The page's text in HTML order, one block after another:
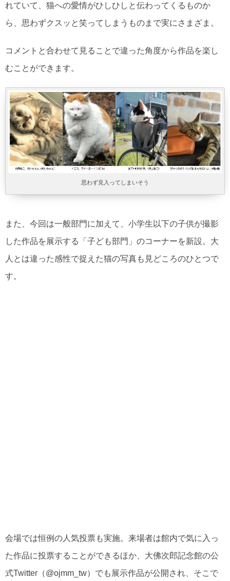
れていて、猫への愛情がひしひしと伝わってくるものか
ら、思わずクスッと笑ってしまうものまで実にさまざま。
コメントと合わせて見ることで違った角度から作品を楽し
むことができます。
思わず見入ってしまいそう
また、今回は一般部門に加えて、小学生以下の子供が撮影
した作品を展示する「子ども部門」のコーナーを新設。大
人とは違った感性で捉えた猫の写真も見どころのひとつで
す。
会場では恒例の人気投票も実施。来場者は館内で気に入っ
た作品に投票することができるほか、大佛次郎記念館の公
式Twitter（@ojmm_tw）でも展示作品が公開され、そこで